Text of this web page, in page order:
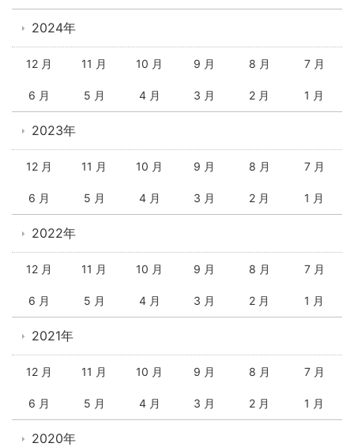
2024年
12 月 11 月 10 月 9 月 8 月 7 月
6 月 5 月 4 月 3 月 2 月 1 月
2023年
12 月 11 月 10 月 9 月 8 月 7 月
6 月 5 月 4 月 3 月 2 月 1 月
2022年
12 月 11 月 10 月 9 月 8 月 7 月
6 月 5 月 4 月 3 月 2 月 1 月
2021年
12 月 11 月 10 月 9 月 8 月 7 月
6 月 5 月 4 月 3 月 2 月 1 月
2020年